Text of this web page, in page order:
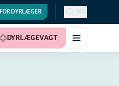
FOR DYRLÆGER SØG
DYRLÆGEVAGT